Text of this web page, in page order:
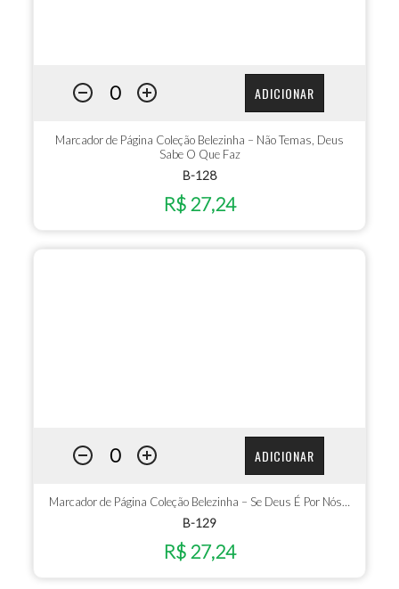
ADICIONAR
Marcador de Página Coleção Belezinha – Não Temas, Deus
Sabe O Que Faz
B-128
R$ 27,24
ADICIONAR
Marcador de Página Coleção Belezinha – Se Deus É Por Nós…
B-129
R$ 27,24